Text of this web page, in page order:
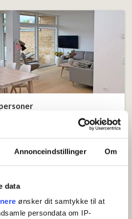
Annonceindstillinger Om
data
ønsker dit samtykke til at
persondata om IP-
godt at have et "lortenummer".
I Swanvika er der enkelte
kat er velkomne. Det fremgår
bolig, hvis husdyr er tilladt.
skal du huske at angive
ophold.
på 110 m2 i Svaneke
og havet.
tilladt Gratis wifi